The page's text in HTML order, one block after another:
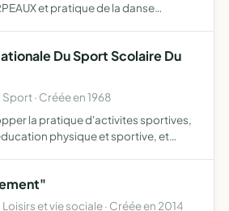
et pratique de la danse
Du Sport Scolaire Du
· Créée en 1968
la pratique d'activites sportives,
physique et sportive, et
et vie sociale · Créée en 2014